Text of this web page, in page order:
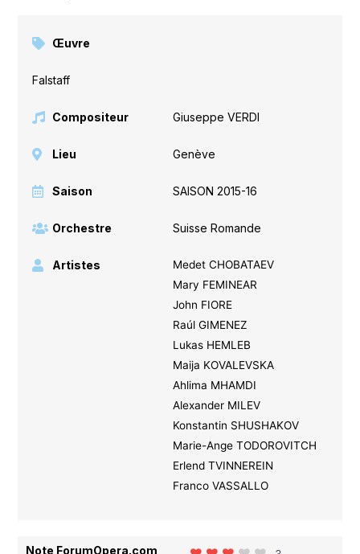
Œuvre
Falstaff
Compositeur Giuseppe VERDI
Lieu Genève
Saison SAISON 2015-16
Orchestre Suisse Romande
Artistes
Medet CHOBATAEV
Mary FEMINEAR
John FIORE
Raúl GIMENEZ
Lukas HEMLEB
Maija KOVALEVSKA
Ahlima MHAMDI
Alexander MILEV
Konstantin SHUSHAKOV
Marie-Ange TODOROVITCH
Erlend TVINNEREIN
Franco VASSALLO
Note ForumOpera.com